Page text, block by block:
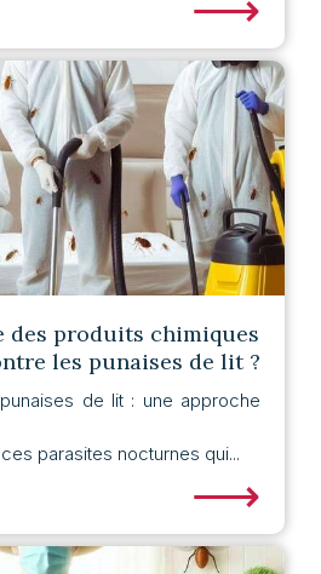
des produits chimiques
les punaises de lit ?
de lit : une approche
parasites nocturnes qui...
⟶